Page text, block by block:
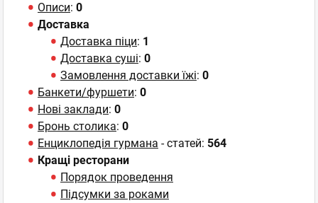
Описи: 0
Доставка
Доставка піци: 1
Доставка суші: 0
Замовлення доставки їжі: 0
Банкети/фуршети: 0
Нові заклади: 0
Бронь столика: 0
Енциклопедія гурмана - статей: 564
Кращі ресторани
Порядок проведення
Підсумки за роками